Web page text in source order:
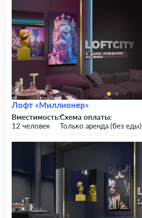
Лофт «Миллионер»
Вместимость:
12 человек
Схема оплаты:
Только аренда (без еды)